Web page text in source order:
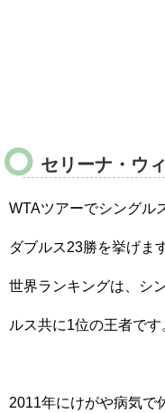
セリーナ・ウ
WTAツアーでシングル
ダブルス23勝を挙げま
世界ランキングは、シ
ルス共に1位の王者です
2011年にけがや病気で